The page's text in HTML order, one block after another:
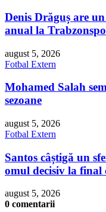
Denis Drăguș are
anual la
august 5, 2026
Fotbal Extern
Mohamed Salah
sezoane
august 5, 2026
Fotbal Extern
Santos câștigă un
omul decisiv la final
august 5, 2026
0 comentarii